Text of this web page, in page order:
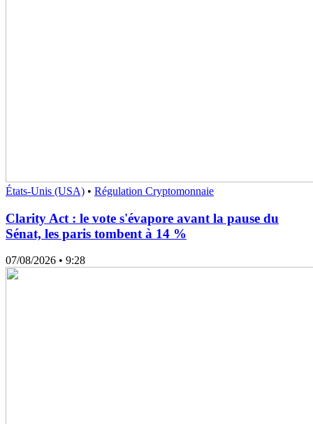
États-Unis (USA) • Régulation Cryptomonnaie
Clarity Act : le vote s'évapore avant la pause du
Sénat, les paris tombent à 14 %
07/08/2026 • 9:28